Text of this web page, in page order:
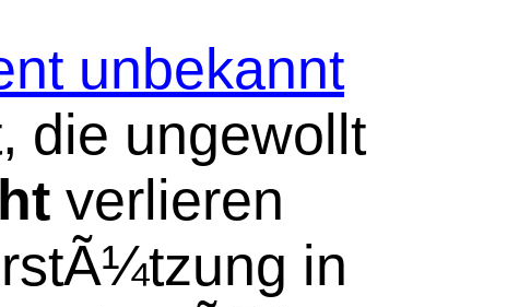
unbekannt
die ungewollt
verlieren
in